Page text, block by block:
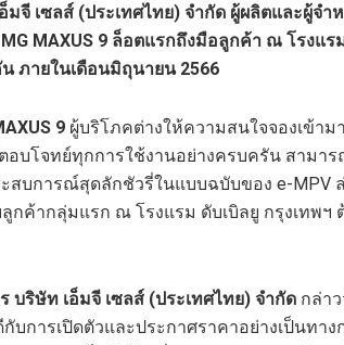
จี เซลส์ (ประเทศไทย) จำกัด ผู้ผลิตและผู้จำ
MAXUS 9 ล็อตแรกถึงมือลูกค้า ณ โรงแร
ภายในเดือนมิถุนายน 2566
9 ผู้บริโภคต่างให้ความสนใจจองเข้าม
บโจทย์ทุกการใช้งานอย่างครบครัน สามาร
สบการณ์สุดลักชัวรี่ในแบบฉบับของ e-MPV
กค้ากลุ่มแรก ณ โรงแรม ดับเบิลยู กรุงเทพฯ
ริษัท เอ็มจี เซลส์ (ประเทศไทย) จำกัด กล่าว
ารเปิดตัวและประกาศราคาอย่างเป็นทาง